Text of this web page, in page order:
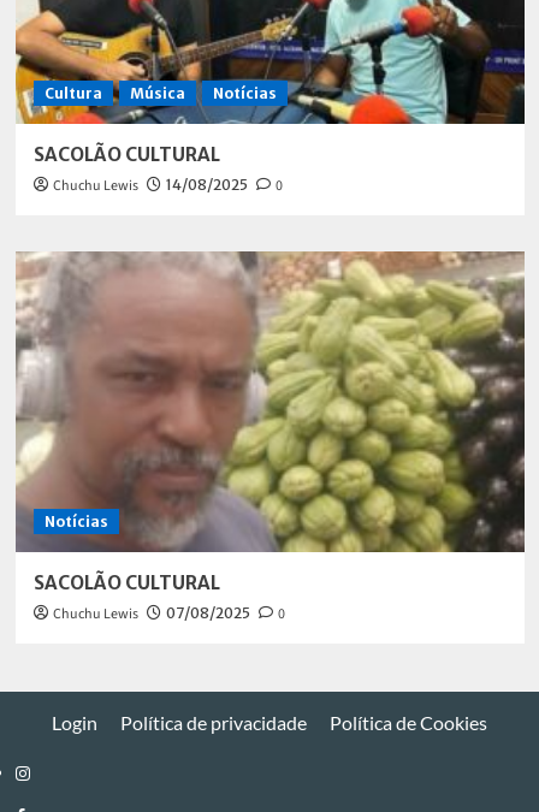
Cultura Música Notícias
SACOLÃO CULTURAL
Chuchu Lewis 14/08/2025 0
Notícias
SACOLÃO CULTURAL
Chuchu Lewis 07/08/2025 0
Login Política de privacidade Política de Cookies
Instagram